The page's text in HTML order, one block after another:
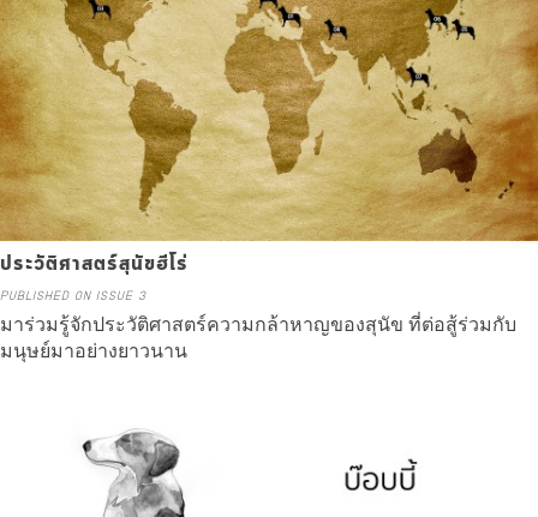
ประวัติศาสตร์สุนัขฮีโร่
PUBLISHED ON ISSUE 3
มาร่วมรู้จักประวัติศาสตร์ความกล้าหาญของสุนัข ที่ต่อสู้ร่วมกับ
มนุษย์มาอย่างยาวนาน